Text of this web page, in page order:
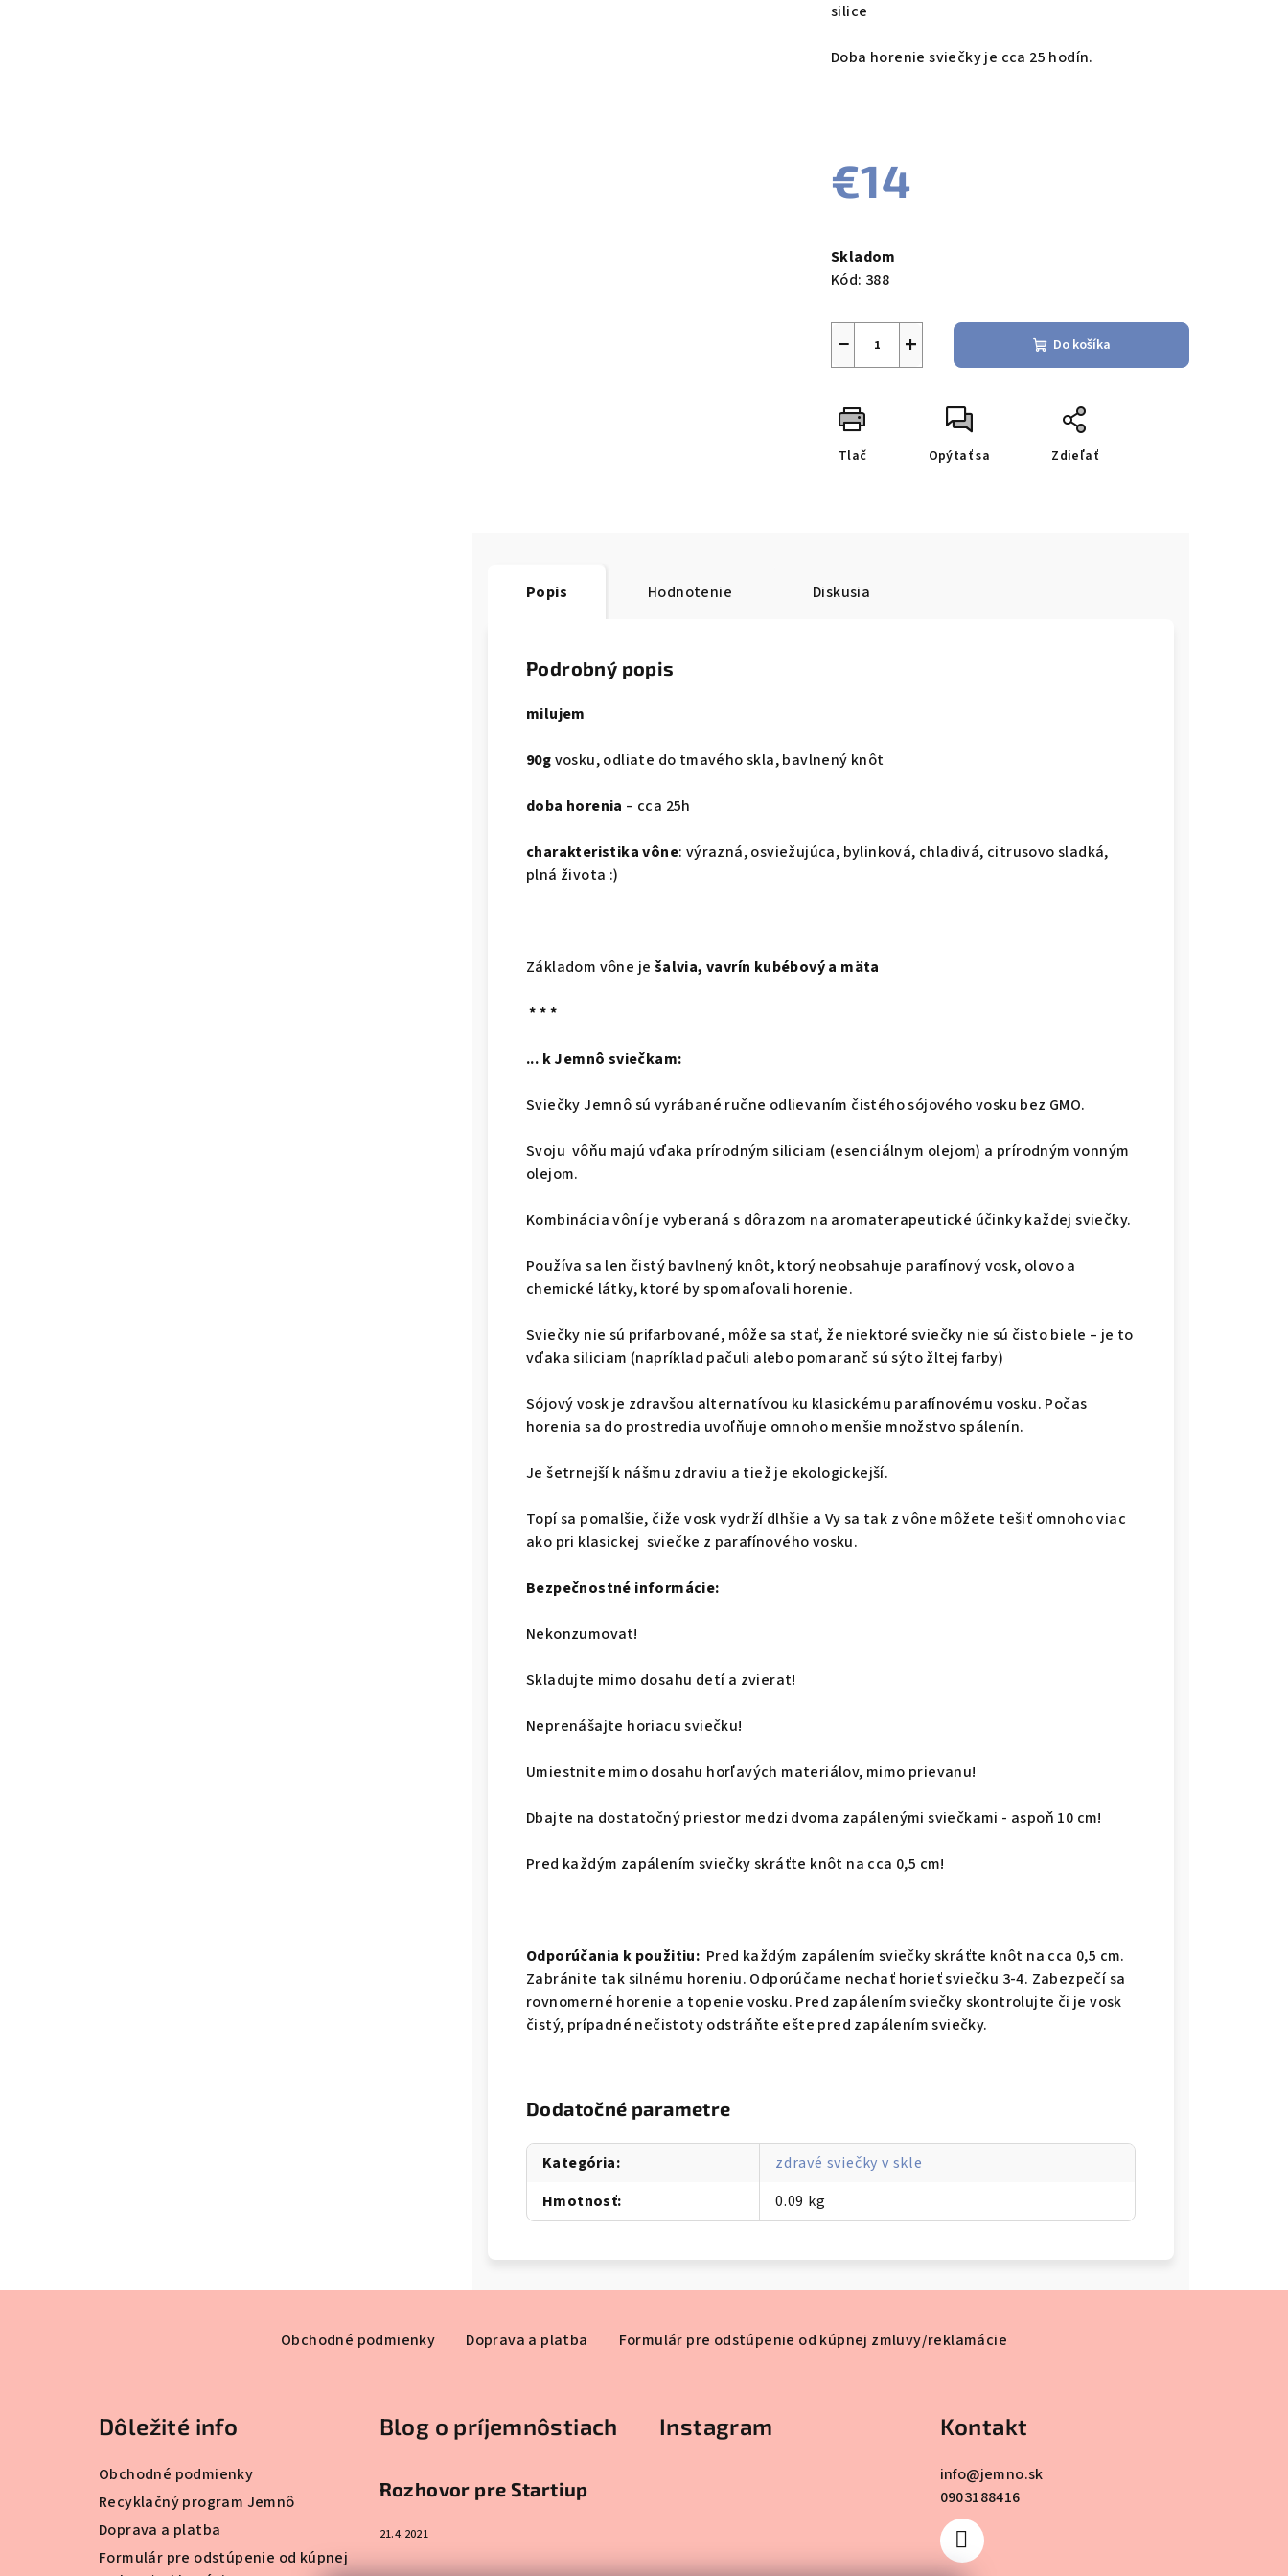
silice
Doba horenie sviečky je cca 25 hodín.
€14
cena:
Skladom
Kód: 388
+
− Do košíka
Tlač Opýtať sa Zdieľať
Popis Hodnotenie Diskusia
Podrobný popis
milujem
90gvosku, odliate do tmavého skla, bavlnený knôt
doba horenia – cca 25h
charakteristika vône: výrazná, osviežujúca, bylinková, chladivá, citrusovo sladká,
plná života :)
Základom vône je šalvia, vavrín kubébový a mäta
* * *
... k Jemnô sviečkam:
Sviečky Jemnô sú vyrábané ručne odlievaním čistého sójového vosku bez GMO.
Svoju vôňu majú vďaka prírodným siliciam (esenciálnym olejom) a prírodným vonným
olejom.
Kombinácia vôní je vyberaná s dôrazom na aromaterapeutické účinky každej sviečky.
Používa sa len čistý bavlnený knôt, ktorý neobsahuje parafínový vosk, olovo a
chemické látky, ktoré by spomaľovali horenie.
Sviečky nie sú prifarbované, môže sa stať, že niektoré sviečky nie sú čisto biele – je to
vďaka siliciam (napríklad pačuli alebo pomaranč sú sýto žltej farby)
Sójový vosk je zdravšou alternatívou ku klasickému parafínovému vosku. Počas
horenia sa do prostredia uvoľňuje omnoho menšie množstvo spálenín.
Je šetrnejší k nášmu zdraviu a tiež je ekologickejší.
Topí sa pomalšie, čiže vosk vydrží dlhšie a Vy sa tak z vône môžete tešiť omnoho viac
ako pri klasickej sviečke z parafínového vosku.
Bezpečnostné informácie:
Nekonzumovať!
Skladujte mimo dosahu detí a zvierat!
Neprenášajte horiacu sviečku!
Umiestnite mimo dosahu horľavých materiálov, mimo prievanu!
Dbajte na dostatočný priestor medzi dvoma zapálenými sviečkami - aspoň 10 cm!
Pred každým zapálením sviečky skráťte knôt na cca 0,5 cm!
Odporúčania k použitiu: Pred každým zapálením sviečky skráťte knôt na cca 0,5 cm.
Zabránite tak silnému horeniu. Odporúčame nechať horieť sviečku 3-4. Zabezpečí sa
rovnomerné horenie a topenie vosku. Pred zapálením sviečky skontrolujte či je vosk
čistý, prípadné nečistoty odstráňte ešte pred zapálením sviečky.
Dodatočné parametre
Kategória:
zdravé sviečky v skle
Hmotnosť: 0.09 kg
Obchodné podmienky Doprava a platba Formulár pre odstúpenie od kúpnej zmluvy/reklamácie
Dôležité info
Obchodné podmienky
Recyklačný program Jemnô
Doprava a platba
Formulár pre odstúpenie od kúpnej
Blog o príjemnôstiach
Rozhovor pre Startiup
21.4.2021
Instagram Kontakt
info@jemno.sk
0903188416